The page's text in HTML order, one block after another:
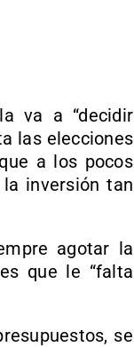
va a “decidir
las elecciones
a los pocos
inversión tan
agotar la
que le “falta
se